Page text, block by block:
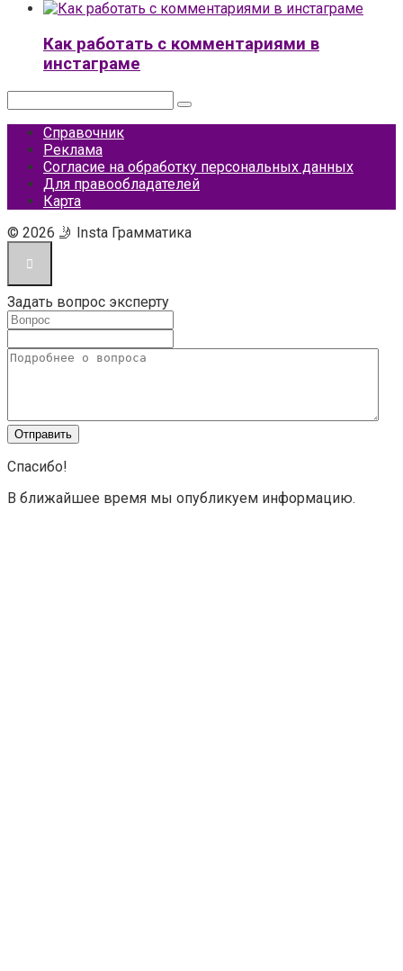
Как работать с комментариями в
инстаграме
Справочник
Реклама
Согласие на обработку персональных данных
Для правообладателей
Карта
© 2026 🤳 Insta Грамматика
Задать вопрос эксперту
Спасибо!
В ближайшее время мы опубликуем информацию.